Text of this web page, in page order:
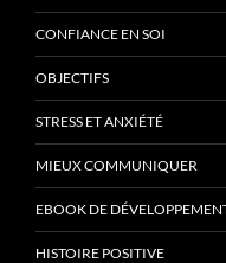
CONFIANCE EN SOI
OBJECTIFS
STRESS ET ANXIÉTÉ
MIEUX COMMUNIQUER
EBOOK DE
HISTOIRE POSITIVE